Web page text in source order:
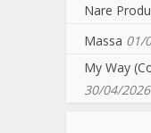
Nare
Massa 01/
My Way
30/04/2026